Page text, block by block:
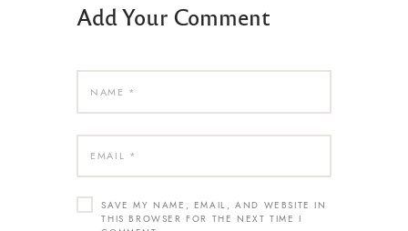
Add Your Comment
SAVE MY NAME, EMAIL, AND WEBSITE IN
THIS BROWSER FOR THE NEXT TIME I